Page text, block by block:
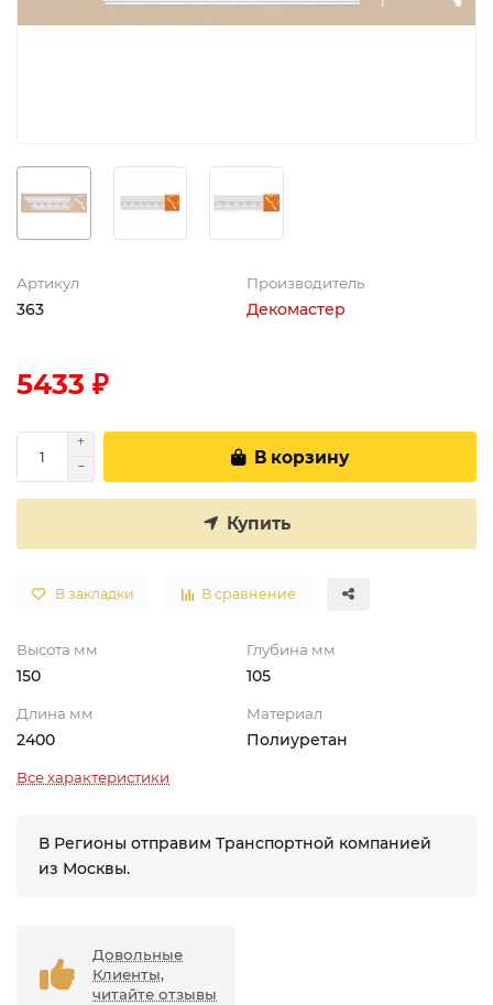
Артикул
363
Производитель
Декомастер
5433 ₽
В корзину
Купить
В закладки В сравнение
Высота мм
150
Глубина мм
105
Длина мм
2400
Материал
Полиуретан
Все характеристики
В Регионы отправим Транспортной компанией
из Москвы.
Довольные
Клиенты,
читайте отзывы